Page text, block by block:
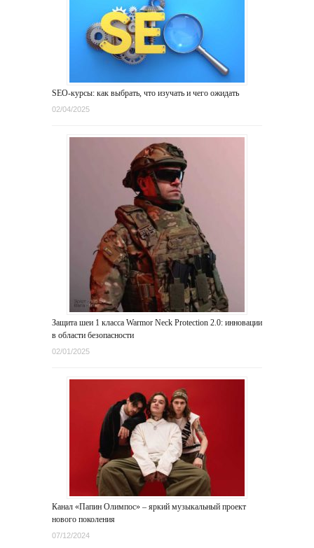
SEO-курсы: как выбрать, что изучать и чего ожидать
02/04/2025
Защита шеи 1 класса Warmor Neck Protection 2.0: инновации
в области безопасности
02/01/2025
Канал «Папин Олимпос» – яркий музыкальный проект
нового поколения
07/12/2024